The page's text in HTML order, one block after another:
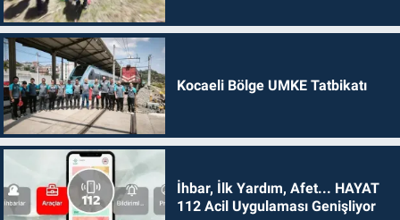
Kocaeli Bölge UMKE Tatbikatı
İhbar, İlk Yardım, Afet... HAYAT
112 Acil Uygulaması Genişliyor